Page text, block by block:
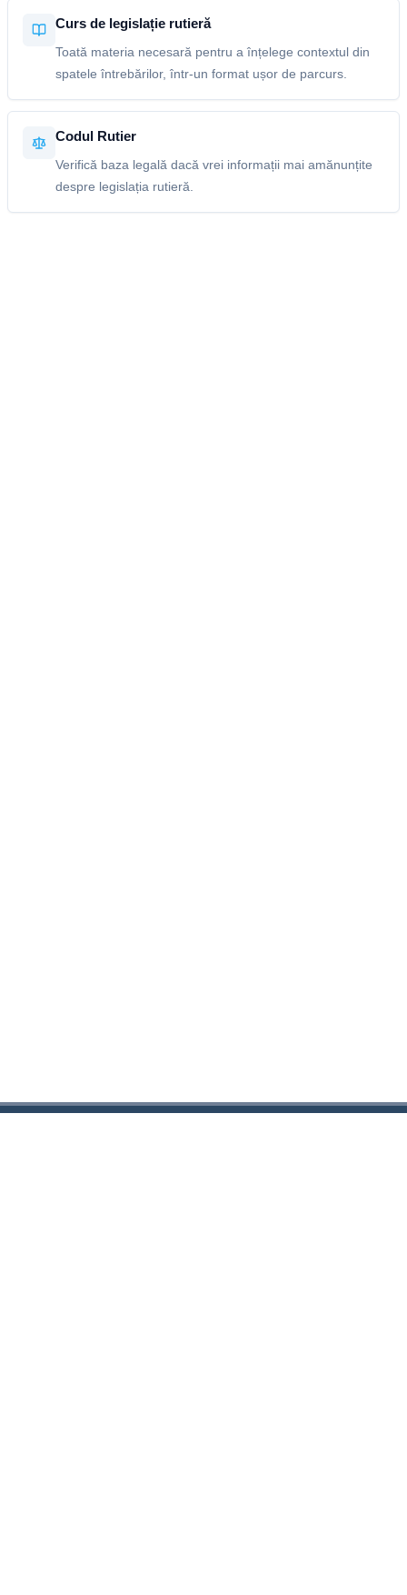
Curs de legislație rutieră
Toată materia necesară pentru a înțelege contextul din
spatele întrebărilor, într-un format ușor de parcurs.
Codul Rutier
Verifică baza legală dacă vrei informații mai amănunțite
despre legislația rutieră.